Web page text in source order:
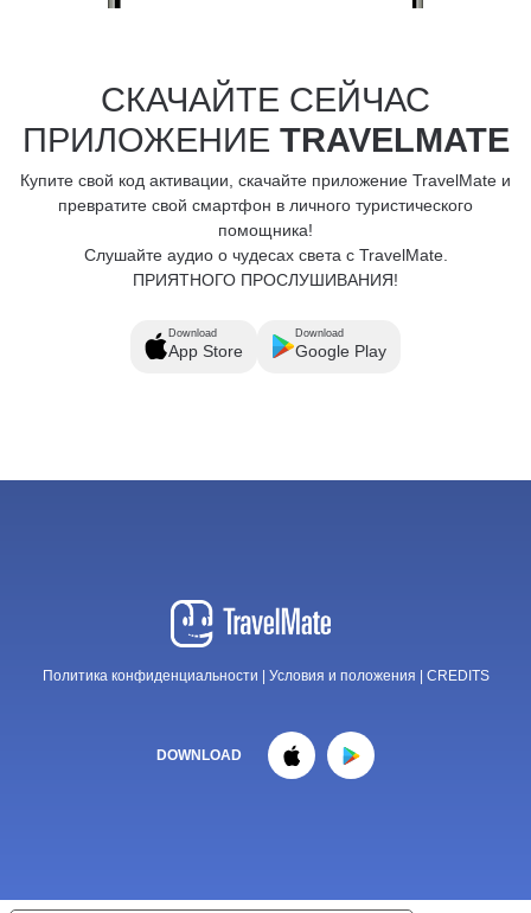
СКАЧАЙТЕ СЕЙЧАС
ПРИЛОЖЕНИЕ TRAVELMATE
Купите свой код активации, скачайте приложение TravelMate и
превратите свой смартфон в личного туристического
помощника!
Слушайте аудио о чудесах света с TravelMate.
ПРИЯТНОГО ПРОСЛУШИВАНИЯ!
Download
App Store
Download
Google Play
Политика конфиденциальности Условия и положения CREDITS
DOWNLOAD